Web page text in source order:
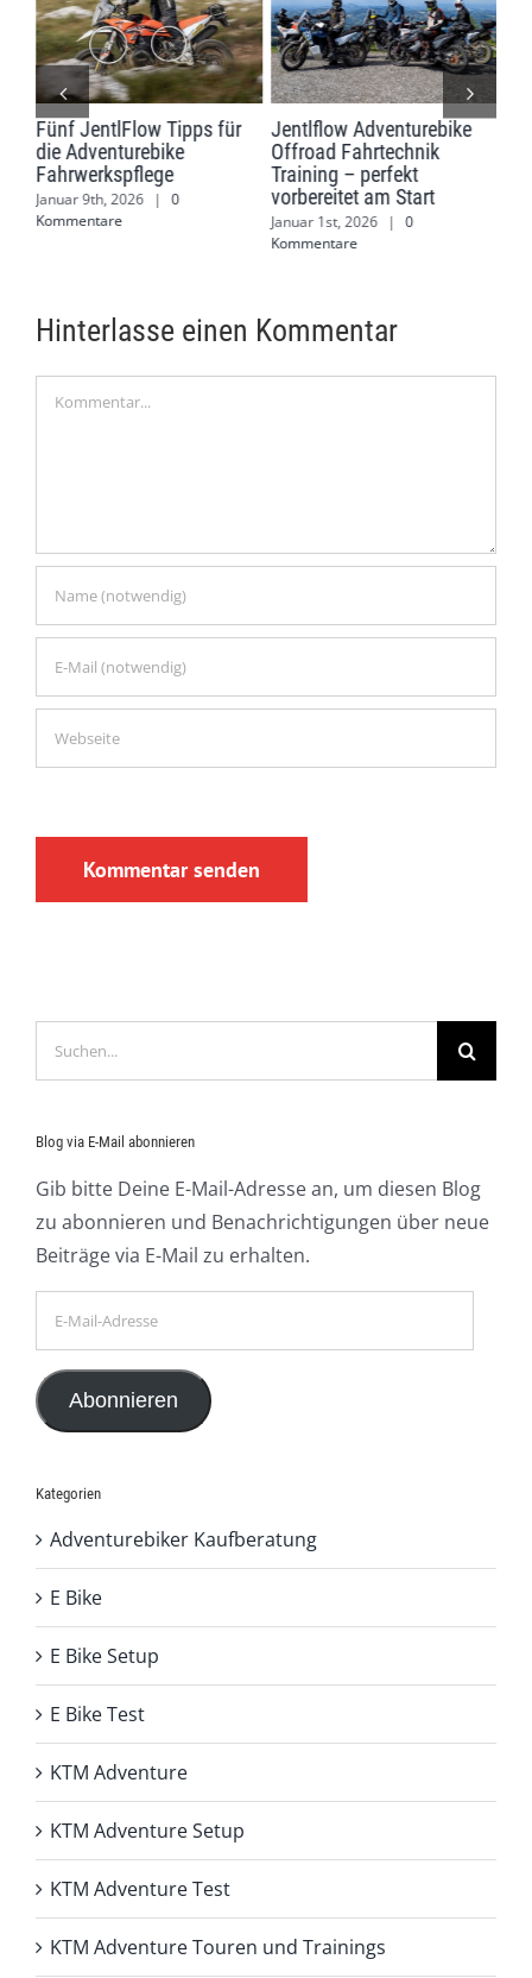
Fünf JentlFlow Tipps für
die Adventurebike
Fahrwerkspflege
Januar 9th, 2026 | 0
Kommentare
Jentlflow Adventurebike
Offroad Fahrtechnik
Training – perfekt
vorbereitet am Start
Januar 1st, 2026 | 0
Kommentare
Hinterlasse einen Kommentar
Kommentar
Blog via E-Mail abonnieren
Gib bitte Deine E-Mail-Adresse an, um diesen Blog
zu abonnieren und Benachrichtigungen über neue
Beiträge via E-Mail zu erhalten.
Adresse
Abonnieren
Kategorien
Adventurebiker Kaufberatung
E Bike
E Bike Setup
E Bike Test
KTM Adventure
KTM Adventure Setup
KTM Adventure Test
KTM Adventure Touren und Trainings